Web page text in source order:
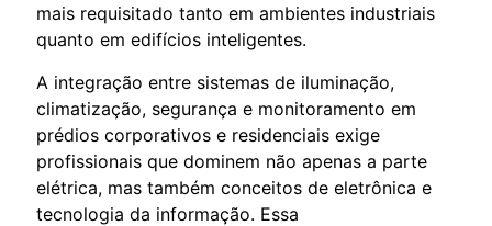
mais requisitado tanto em ambientes industriais
quanto em edifícios inteligentes.
A integração entre sistemas de iluminação,
climatização, segurança e monitoramento em
prédios corporativos e residenciais exige
profissionais que dominem não apenas a parte
elétrica, mas também conceitos de eletrônica e
tecnologia da informação. Essa